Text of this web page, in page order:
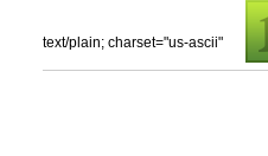
text/plain; charset="us-ascii"